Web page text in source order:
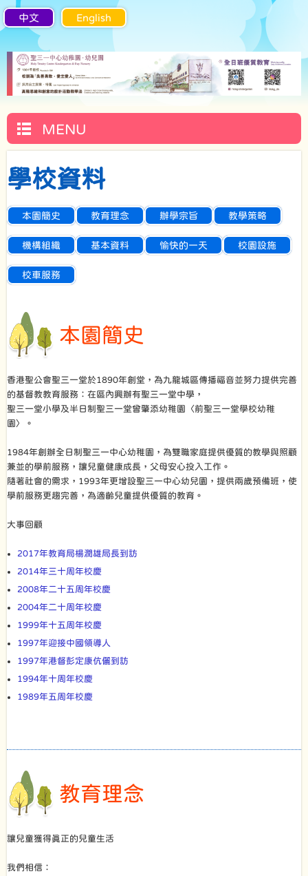
中文 English
MENU
學校資料
本園簡史 教育理念 辦學宗旨 教學策略
機構組織 基本資料 愉快的一天 校園設施
校車服務
本園簡史
香港聖公會聖三一堂於1890年創堂，為九龍城區傳播福音並努力提供完善
的基督教教育服務：在區內興辦有聖三一堂中學，
聖三一堂小學及半日制聖三一堂曾肇添幼稚園〈前聖三一堂學校幼稚
園〉。
1984年創辦全日制聖三一中心幼稚園，為雙職家庭提供優質的教學與照顧
兼並的學前服務，讓兒童健康成長，父母安心投入工作。
隨著社會的需求，1993年更增設聖三一中心幼兒園，提供兩歲預備班，使
學前服務更趨完善，為適齡兒童提供優質的教育。
大事回顧
2017年教育局楊潤雄局長到訪
2014年三十周年校慶
2008年二十五周年校慶
2004年二十周年校慶
1999年十五周年校慶
1997年迎接中國領導人
1997年港督彭定康伉儷到訪
1994年十周年校慶
1989年五周年校慶
教育理念
讓兒童獲得真正的兒童生活
我們相信：